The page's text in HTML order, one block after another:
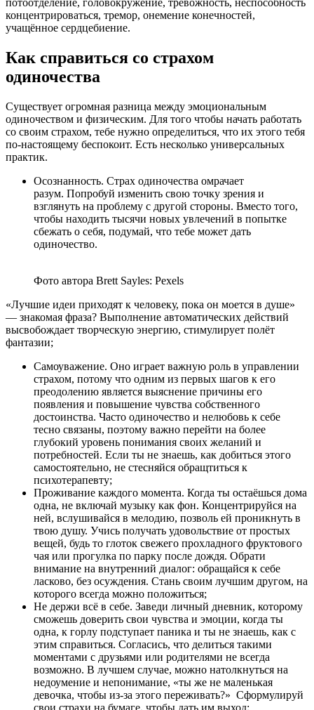
потоотделение, головокружение, тревожность, неспособность
концентрироваться, тремор, онемение конечностей,
учащённое сердцебиение.
Как справиться со страхом
одиночества
Существует огромная разница между эмоциональным
одиночеством и физическим. Для того чтобы начать работать
со своим страхом, тебе нужно определиться, что их этого тебя
по-настоящему беспокоит. Есть несколько универсальных
практик.
Осознанность. Страх одиночества омрачает
разум. Попробуй изменить свою точку зрения и
взглянуть на проблему с другой стороны. Вместо того,
чтобы находить тысячи новых увлечений в попытке
сбежать о себя, подумай, что тебе может дать
одиночество.
Фото автора Brett Sayles: Pexels
«Лучшие идеи приходят к человеку, пока он моется в душе»
— знакомая фраза? Выполнение автоматических действий
высвобождает творческую энергию, стимулирует полёт
фантазии;
Самоуважение. Оно играет важную роль в управлении
страхом, потому что одним из первых шагов к его
преодолению является выяснение причины его
появления и повышение чувства собственного
достоинства. Часто одиночество и нелюбовь к себе
тесно связаны, поэтому важно перейти на более
глубокий уровень понимания своих желаний и
потребностей. Если ты не знаешь, как добиться этого
самостоятельно, не стесняйся обращтиться к
психотерапевту;
Проживание каждого момента. Когда ты остаёшься дома
одна, не включай музыку как фон. Концентрируйся на
ней, вслушивайся в мелодию, позволь ей проникнуть в
твою душу. Учись получать удовольствие от простых
вещей, будь то глоток свежего прохладного фруктового
чая или прогулка по парку после дождя. Обрати
внимание на внутренний диалог: обращайся к себе
ласково, без осуждения. Стань своим лучшим другом, на
которого всегда можно положиться;
Не держи всё в себе. Заведи личный дневник, которому
сможешь доверить свои чувства и эмоции, когда ты
одна, к горлу подступает паника и ты не знаешь, как с
этим справиться. Согласись, что делиться такими
моментами с друзьями или родителями не всегда
возможно. В лучшем случае, можно натолкнуться на
недоумение и непонимание, «ты же не маленькая
девочка, чтобы из-за этого переживать?» Сформулируй